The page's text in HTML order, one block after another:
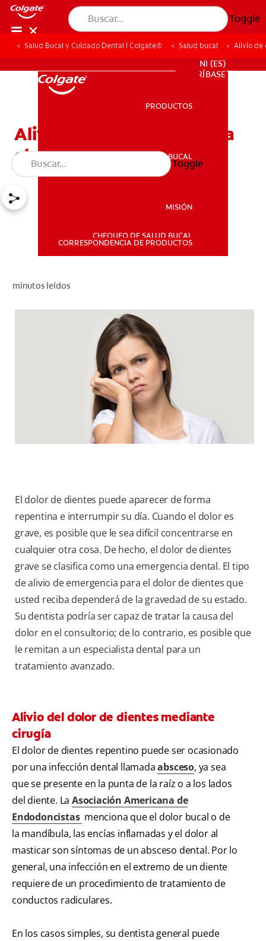
Toggle
SALUD BUCAL
NI (ES)
SUSCRÍBASE
PRODUCTOS
SALUD BUCAL
MISIÓN
CHEQUEO DE SALUD BUCAL
CORRESPONDENCIA DE PRODUCTOS
Toggle
Salud Bucal y Cuidado Dental | Colgate® Salud bucal Alivio de
Alivio de emergencia para
el dolor dental
minutos leídos
El dolor de dientes puede aparecer de forma
repentina e interrumpir su día. Cuando el dolor es
grave, es posible que le sea difícil concentrarse en
cualquier otra cosa. De hecho, el dolor de dientes
grave se clasifica como una emergencia dental. El tipo
de alivio de emergencia para el dolor de dientes que
usted reciba dependerá de la gravedad de su estado.
Su dentista podría ser capaz de tratar la causa del
dolor en el consultorio; de lo contrario, es posible que
le remitan a un especialista dental para un
tratamiento avanzado.
Alivio del dolor de dientes mediante
cirugía
El dolor de dientes repentino puede ser ocasionado
por una infección dental llamadaabsceso, ya sea
que se presente en la punta de la raíz o a los lados
del diente. LaAsociación Americana de
Endodoncistas menciona que el dolor bucal o de
la mandíbula, las encías inflamadas y el dolor al
masticar son síntomas de un absceso dental. Por lo
general, una infección en el extremo de un diente
requiere de un procedimiento de tratamiento de
conductos radiculares.
En los casos simples, su dentista general puede